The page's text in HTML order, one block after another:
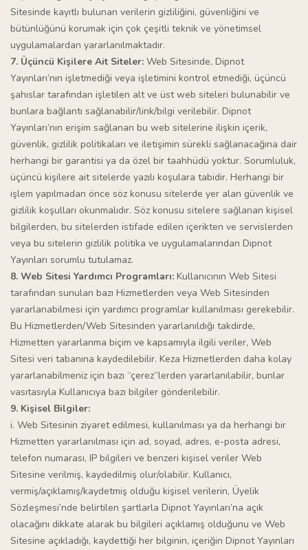
Sitesinde kayıtlı bulunan verilerin gizliliğini, güvenliğini ve
bütünlüğünü korumak için çok çeşitli teknik ve yönetimsel
uygulamalardan yararlanılmaktadır.
7. Üçüncü Kişilere Ait Siteler: Web Sitesinde, Dipnot
Yayınları’nın işletmediği veya işletimini kontrol etmediği, üçüncü
şahıslar tarafından işletilen alt ve üst web siteleri bulunabilir ve
bunlara bağlantı sağlanabilir/link/bilgi verilebilir. Dipnot
Yayınları’nın erişim sağlanan bu web sitelerine ilişkin içerik,
güvenlik, gizlilik politikaları ve iletişimin sürekli sağlanacağına dair
herhangi bir garantisi ya da özel bir taahhüdü yoktur. Sorumluluk,
üçüncü kişilere ait sitelerde yazılı koşulara tabidir. Herhangi bir
işlem yapılmadan önce söz konusu sitelerde yer alan güvenlik ve
gizlilik koşulları okunmalıdır. Söz konusu sitelere sağlanan kişisel
bilgilerden, bu sitelerden istifade edilen içerikten ve servislerden
veya bu sitelerin gizlilik politika ve uygulamalarından Dipnot
Yayınları sorumlu tutulamaz.
8. Web Sitesi Yardımcı Programları: Kullanıcının Web Sitesi
tarafından sunulan bazı Hizmetlerden veya Web Sitesinden
yararlanabilmesi için yardımcı programlar kullanılması gerekebilir.
Bu Hizmetlerden/Web Sitesinden yararlanıldığı takdirde,
Hizmetten yararlanma biçim ve kapsamıyla ilgili veriler, Web
Sitesi veri tabanına kaydedilebilir. Keza Hizmetlerden daha kolay
yararlanabilmeniz için bazı “çerez”lerden yararlanılabilir, bunlar
vasıtasıyla Kullanıcıya bazı bilgiler gönderilebilir.
9. Kişisel Bilgiler:
i. Web Sitesinin ziyaret edilmesi, kullanılması ya da herhangi bir
Hizmetten yararlanılması için ad, soyad, adres, e-posta adresi,
telefon numarası, IP bilgileri ve benzeri kişisel veriler Web
Sitesine verilmiş, kaydedilmiş olur/olabilir. Kullanıcı,
vermiş/açıklamış/kaydetmiş olduğu kişisel verilerin, Üyelik
Sözleşmesi’nde belirtilen şartlarla Dipnot Yayınları’na açık
olacağını dikkate alarak bu bilgileri açıklamış olduğunu ve Web
Sitesine açıkladığı, kaydettiği her bilginin, içeriğin Dipnot Yayınları